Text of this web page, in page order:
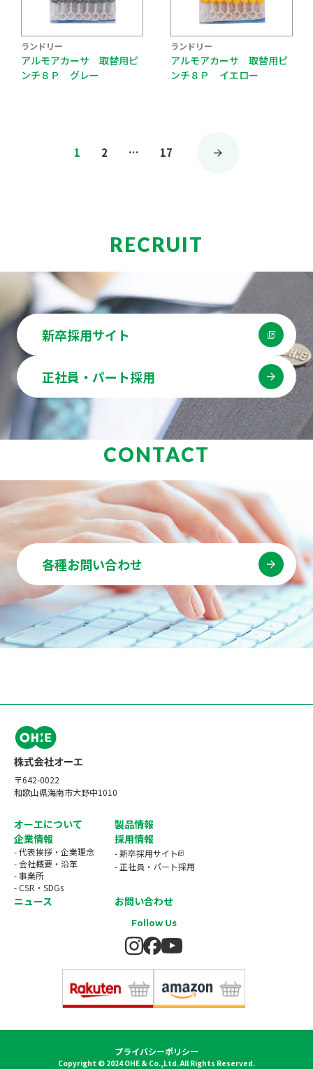
ランドリー
アルモアカーサ 取替用ピ
ンチ８Ｐ グレー
ランドリー
アルモアカーサ 取替用ピ
ンチ８Ｐ イエロー
投
ジ
送
り
1 2 … 17
RECRUIT
新卒採用サイト
正社員・パート採用
CONTACT
各種お問い合わせ
〒642-0022
和歌山県海南市大野中1010
オーエについて
製品情報
企業情報
- 代表挨拶・企業理念
- 会社概要・沿革
- 事業所
- CSR・SDGs
採用情報
- 新卒採用サイト
- 正社員・パート採用
ニュース お問い合わせ
Follow Us
Copyright © 2024 OHE & Co.,Ltd. All Rights Reserved.
プライバシーポリシー